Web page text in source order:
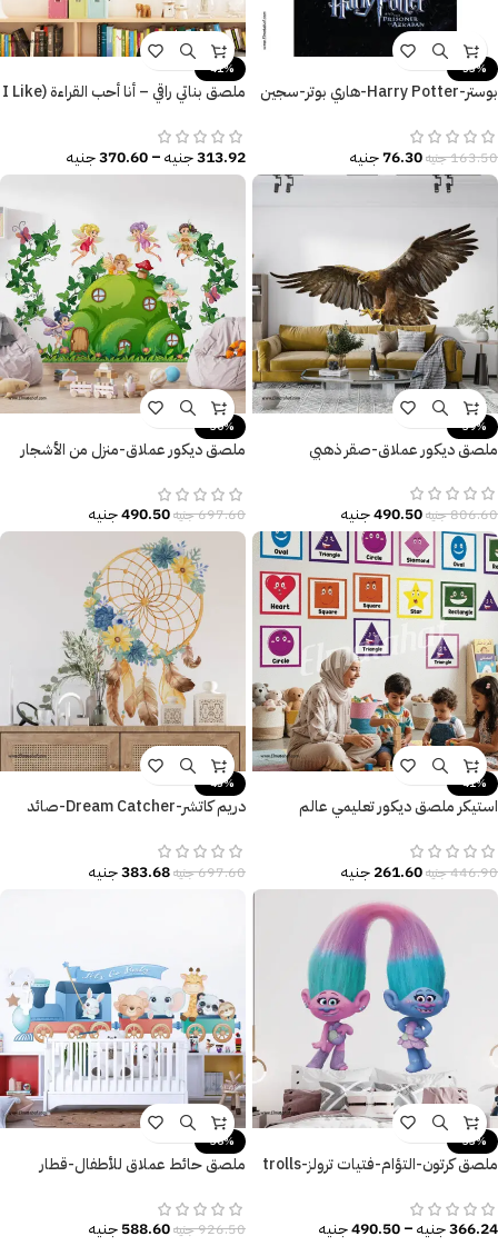
-53%
بوستر-Harry Potter-هاري بوتر-سجين
163.50جنيه76.30جنيه
-41%
ملصق بناتي راقي – أنا أحب القراءة (I Like
313.92جنيه–
370.60جنيه
-39%
ملصق ديكور عملاق-صقر ذهبي
806.60جنيه490.50جنيه
-30%
ملصق ديكور عملاق-منزل من الأشجار
697.60جنيه490.50جنيه
-41%
استيكر ملصق ديكور تعليمي عالم
446.90جنيه261.60جنيه
-45%
دريم كاتشر-Dream Catcher-صائد
697.60جنيه383.68جنيه
-33%
ملصق كرتون-التؤام-فتيات ترولز-trolls
366.24جنيه–
490.50جنيه
-36%
ملصق حائط عملاق للأطفال-قطار
926.50جنيه588.60جنيه